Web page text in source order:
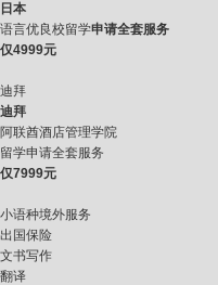
日本
语言优良校留学申请全套服务
仅4999元
迪拜
迪拜
阿联酋酒店管理学院
留学申请全套服务
仅7999元
小语种境外服务
出国保险
文书写作
翻译